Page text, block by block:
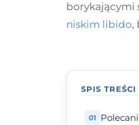
borykającymi
niskim libido,
SPIS TREŚCI